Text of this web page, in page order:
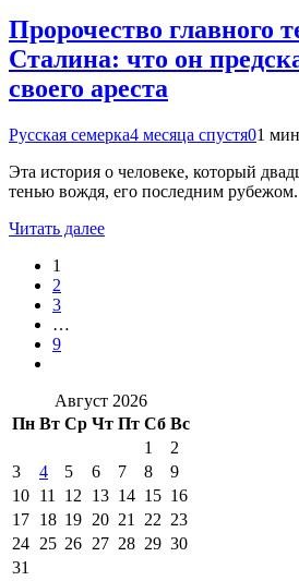
Пророчество главного
Сталина: что он
своего ареста
Русская семерка4 месяца спустя01
Эта история о человеке, который
тенью вождя, его последним рубежом.
Читать далее
1
2
3
…
9
Август 2026
Пн Вт Ср Чт Пт Сб Вс
1
2
3
4 5 6 7 8
9
10 11 12 13 14 15 16
17 18 19 20 21 22 23
24 25 26 27 28 29 30
31